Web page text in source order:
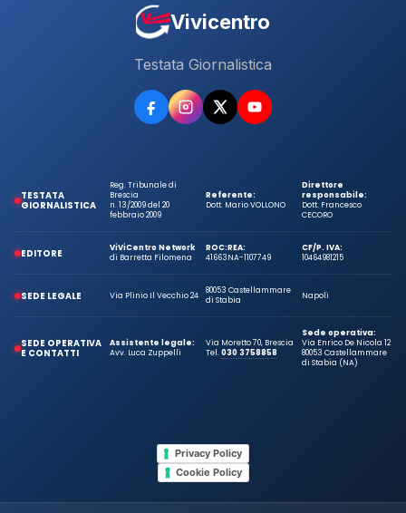
Vivicentro
Testata Giornalistica
TESTATA
GIORNALISTICA
Reg. Tribunale di
Brescia
n. 13/2009 del 20
febbraio 2009
Referente:
Dott. Mario VOLLONO
Direttore
responsabile:
Dott. Francesco
CECORO
EDITORE
ViViCentro Network
di Barretta Filomena
ROC:
41663
REA:
NA-1107749
CF/P. IVA:
10464981215
SEDE LEGALE Via Plinio Il Vecchio 24
80053 Castellammare
di Stabia
Napoli
SEDE OPERATIVA
E CONTATTI
Assistente legale:
Avv. Luca Zuppelli
Via Moretto 70, Brescia
Tel.030 3758858
Sede operativa:
Via Enrico De Nicola 12
80053 Castellammare
di Stabia (NA)
Privacy Policy
Cookie Policy